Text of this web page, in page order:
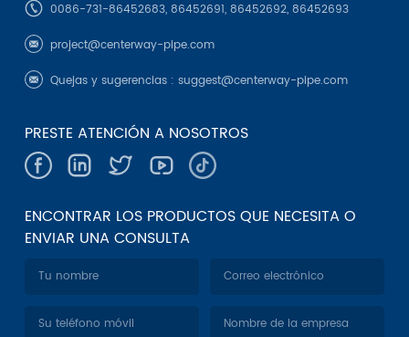
0086-731-86452683, 86452691, 86452692, 86452693
project@centerway-pipe.com
Quejas y sugerencias :suggest@centerway-pipe.com
PRESTE ATENCIÓN A NOSOTROS
ENCONTRAR LOS PRODUCTOS QUE NECESITA O
ENVIAR UNA CONSULTA